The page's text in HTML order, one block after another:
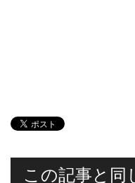
この記事と同